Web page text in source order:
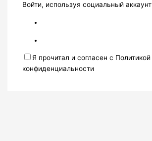
Войти, используя социальный аккаунт
Я прочитал и согласен с Политикой
конфиденциальности